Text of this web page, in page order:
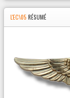
L'EC\05 RÉSUMÉ